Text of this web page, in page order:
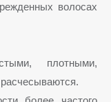
волосах
плотными,
расчесываются.